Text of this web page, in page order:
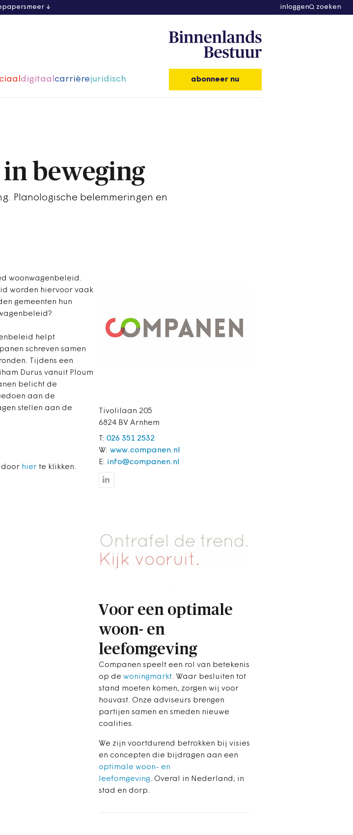
meer inloggen zoeken
digitaalcarrièrejuridisch abonneer nu
beweging
Planologische belemmeringen en
woonwagenbeleid.
worden hiervoor vaak
gemeenten hun
helpt
schreven samen
Tijdens een
Durus vanuit Ploum
belicht de
aan de
stellen aan de
door hier te klikken.
Tivolilaan 205
6824 BV Arnhem
T: 026 351 2532
W: www.companen.nl
E: info@companen.nl
Voor een optimale
woon- en
leefomgeving
Companen speelt een rol van betekenis
op de woningmarkt. Waar besluiten tot
stand moeten komen, zorgen wij voor
houvast. Onze adviseurs brengen
partijen samen en smeden nieuwe
coalities.
We zijn voortdurend betrokken bij visies
en concepten die bijdragen aan een
optimale woon- en
leefomgeving. Overal in Nederland; in
stad en dorp.